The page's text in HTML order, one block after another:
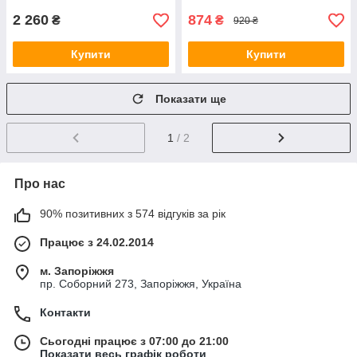
2 260 ₴
Купити
874 ₴ 920 ₴
Купити
Показати ще
1 / 2
Про нас
90% позитивних з 574 відгуків за рік
Працює з 24.02.2014
м. Запоріжжя
пр. Соборний 273, Запоріжжя, Україна
Контакти
Сьогодні працює з 07:00 до 21:00
Показати весь графік роботи